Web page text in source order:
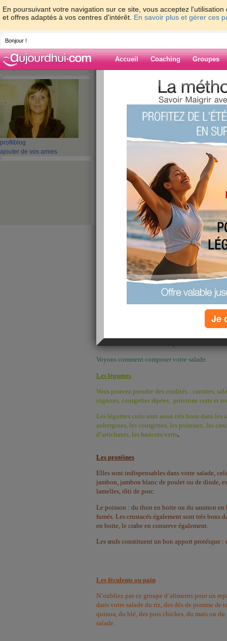
En poursuivant votre navigation sur ce site, vous acceptez
et offres adaptés à vos centres d'intérêt. En savoir plus et gérer ces
Bonjour !
Accueil Coaching Groupes
profil blog
ajouter de vos amies
> oriannetrezeguet
Blog de
Comment faire
plat complet
publié le 25/04/2010 à 16:43
Avec l’arrivée des beaux jours, beaucoup
salades composées mais il ne faut pas
d’avoir faim après les repas.
Une bonne salade peut être un repas équilibré
Voyons comment composer votre salade.
Les légumes
Vous pouvez prendre des crudités : carottes,
oignons, courgettes râpées, poivrons verts et
Les légumes cuits sont aussi très bons dans les
aubergines, les courgettes, les poireaux, les
d’artichauts, les haricots verts.
Les protéines
Elles sont indispensables dans votre salade,
jambon, jambon blanc de poulet ou de dinde,
lamelles, rôti de porc.
Le poisson : du thon en boite ou du saumon en
fumés. Les crustacés également sont très bons
en boite, le crabe en conserve également.
Les œufs constituent un bon apport protéique :
Les féculents ou pain
N’oubliez pas ce groupe d’aliments pour un
dans votre salade du riz, des dés de pomme de
quinoa, du blé, des pois chiches, du maïs ou
salade.
Je